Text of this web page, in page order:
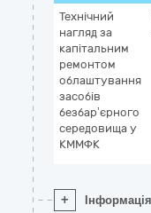
Технічний
нагляд за
капітальним
ремонтом
облаштування
засобів
безбар’єрного
середовища у
КММФК
+